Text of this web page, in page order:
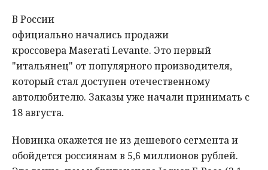
В России
официально начались продажи
кроссовера Maserati Levante. Это первый
"итальянец" от популярного производителя,
который стал доступен отечественному
автолюбителю. Заказы уже начали принимать с
18 августа.
Новинка окажется не из дешевого сегмента и
обойдется россиянам в 5,6 миллионов рублей.